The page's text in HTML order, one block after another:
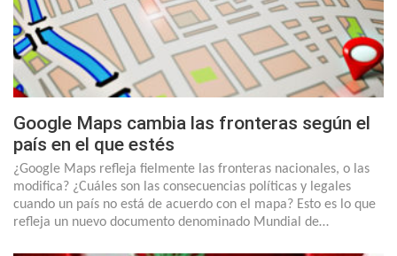
Google Maps cambia las fronteras según el
país en el que estés
¿Google Maps refleja fielmente las fronteras nacionales, o las
modifica? ¿Cuáles son las consecuencias políticas y legales
cuando un país no está de acuerdo con el mapa? Esto es lo que
refleja un nuevo documento denominado Mundial de…